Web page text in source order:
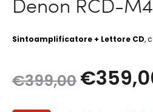
Denon RCD-
Sintoamplificatore + Lettore CD,
€399,00 Il
€